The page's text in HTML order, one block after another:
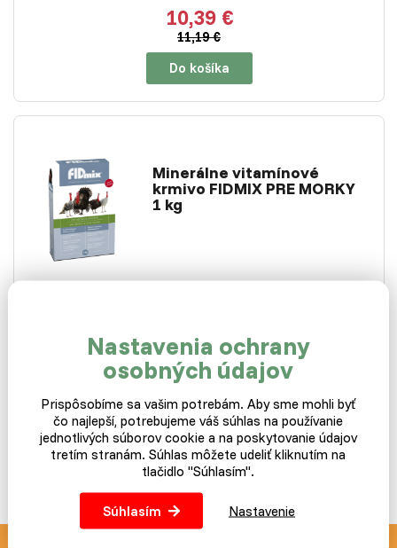
10,39 €
11,19 €
Do košíka
Minerálne vitamínové
krmivo FIDMIX PRE MORKY
1 kg
2,89 €
(2,89 €/kg)
Nedostupné
Nastavenia ochrany
osobných údajov
Prispôsobíme sa vašim potrebám. Aby sme mohli byť
čo najlepší, potrebujeme váš súhlas na používanie
jednotlivých súborov cookie a na poskytovanie údajov
tretím stranám. Súhlas môžete udeliť kliknutím na
tlačidlo "Súhlasím".
Súhlasím Nastavenie